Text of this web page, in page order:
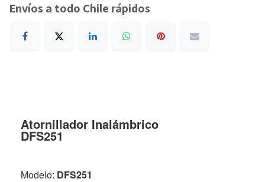
Envíos a todo Chile rápidos
Atornillador Inalámbrico
DFS251
Modelo: DFS251